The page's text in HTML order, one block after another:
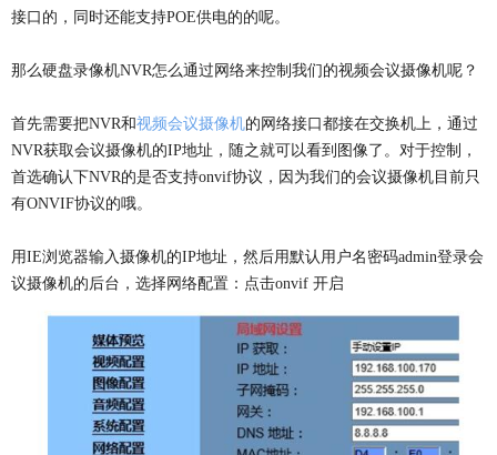
接口的，同时还能支持POE供电的的呢。
那么硬盘录像机NVR怎么通过网络来控制我们的视频会议摄像机呢？
首先需要把NVR和视频会议摄像机的网络接口都接在交换机上，通过
NVR获取会议摄像机的IP地址，随之就可以看到图像了。对于控制，
首选确认下NVR的是否支持onvif协议，因为我们的会议摄像机目前只
有ONVIF协议的哦。
用IE浏览器输入摄像机的IP地址，然后用默认用户名密码admin登录会
议摄像机的后台，选择网络配置：点击onvif 开启